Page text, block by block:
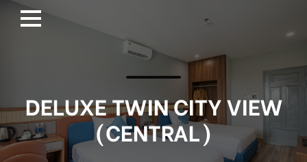
DELUXE TWIN CITY VIEW
(CENTRAL)